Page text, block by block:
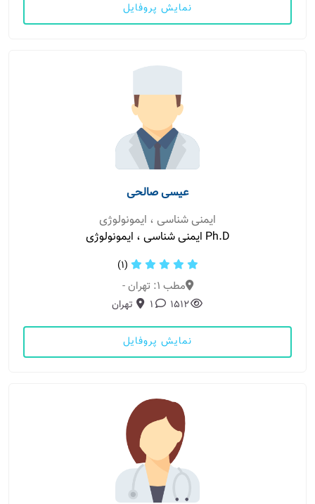
نمایش پروفایل
عیسی صالحی
ایمنی شناسی ، ایمونولوژی
Ph.D ایمنی شناسی ، ایمونولوژی
(1)
مطب 1: تهران -
1512
1 تهران
نمایش پروفایل